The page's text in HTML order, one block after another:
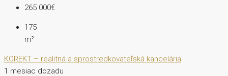
265 000€
175
m²
KOREKT – realitná a sprostredkovateľská kancelária
1 mesiac dozadu